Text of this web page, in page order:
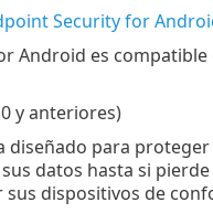
Security for
Android es compatible
y anteriores)
diseñado para
datos hasta si
dispositivos de